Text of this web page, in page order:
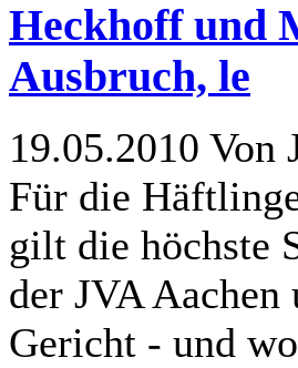
Heckhoff und
Ausbruch, le
19.05.2010 Von
Für die
gilt die höchste
der JVA
Gericht - und